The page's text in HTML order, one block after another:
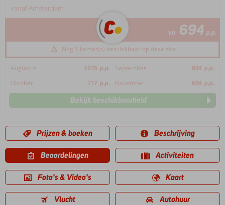
vanaf Amsterdam
va 694 p.p.
Nog 1 kamer(s) beschikbaar op deze site
Augustus 1015 p.p. September 894 p.p.
Oktober
717 p.p. November 694 p.p.
Bekijk beschikbaarheid
Prijzen & boeken Beschrijving
Beoordelingen Activiteiten
Foto's & Video's Kaart
Vlucht Autohuur